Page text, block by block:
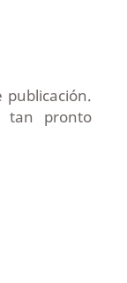
publicación.
tan pronto